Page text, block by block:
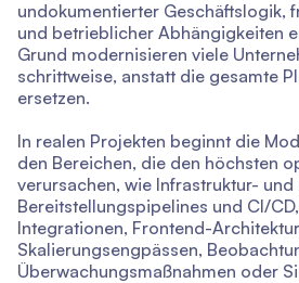
undokumentierter Geschäftslogik,
und betrieblicher Abhängigkeiten
Grund modernisieren viele
schrittweise, anstatt die gesamte
ersetzen.
In realen Projekten beginnt die
den Bereichen, die den höchsten
verursachen, wie Infrastruktur-
Bereitstellungspipelines und CI/
Integrationen, Frontend-
Skalierungsengpässen,
Überwachungsmaßnahmen oder